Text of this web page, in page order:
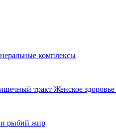
комплексы
тракт Женское здоровье
рыбий жир